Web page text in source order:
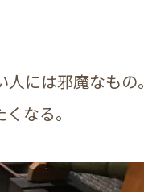
には邪魔なもの。
なる。